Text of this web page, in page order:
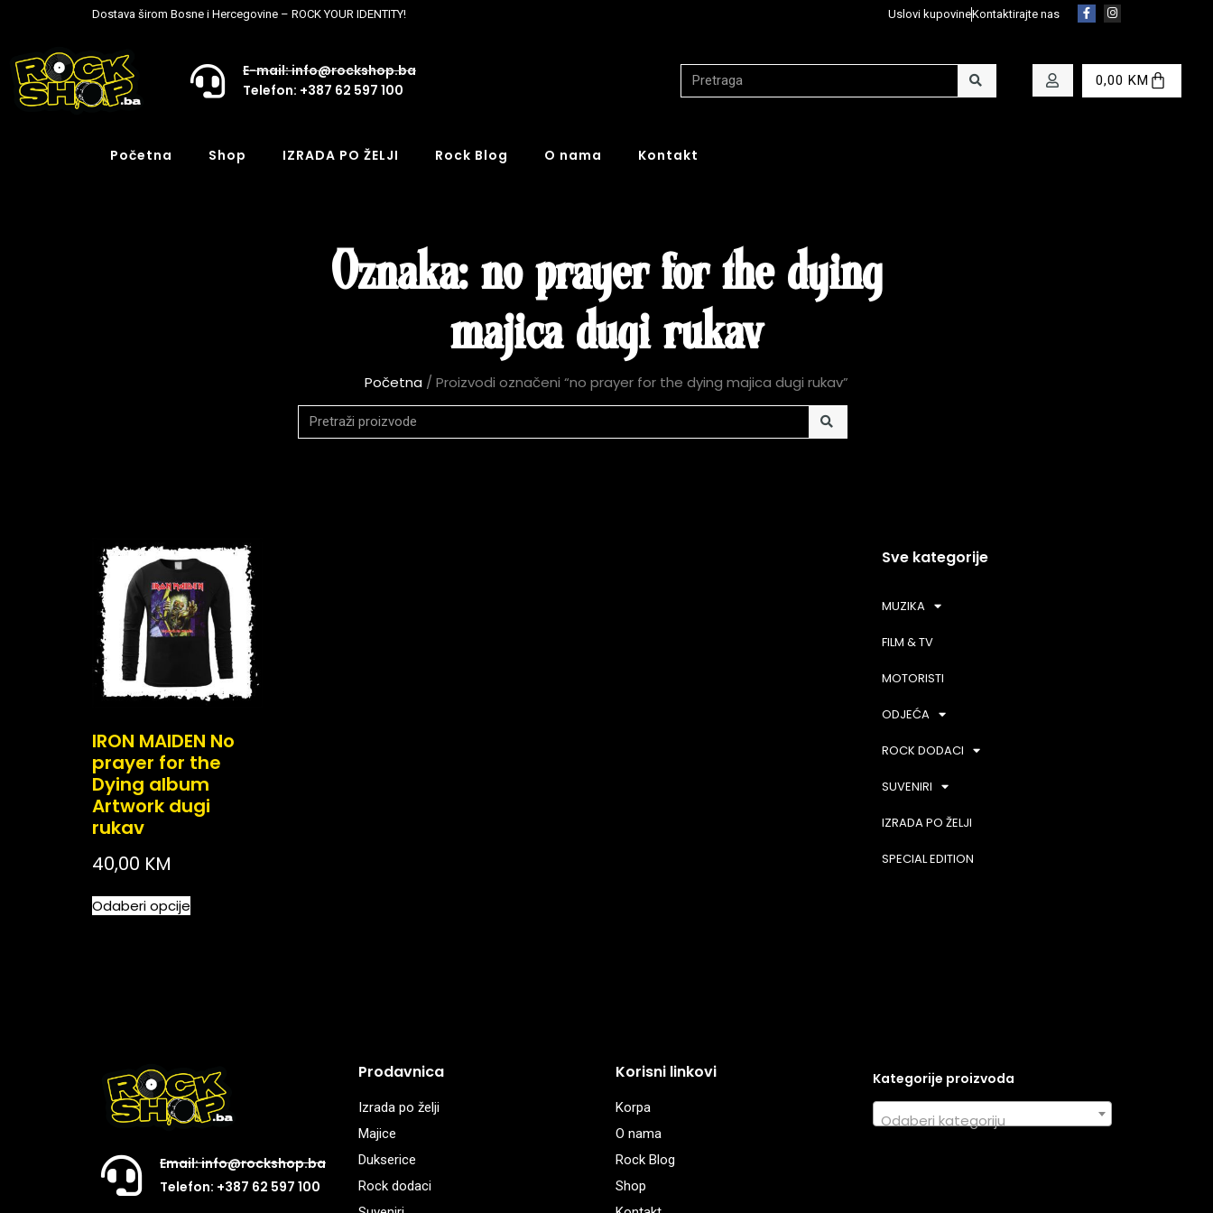
Dostava širom Bosne i Hercegovine – ROCK YOUR IDENTITY! Uslovi kupovineKontaktirajte nas
E-mail: info@rockshop.ba
Telefon: +387 62 597 100
0,00 KM
Početna Shop IZRADA PO ŽELJI Rock Blog O nama Kontakt
Oznaka: no prayer for the dying
majica dugi rukav
Početna / Proizvodi označeni “no prayer for the dying majica dugi rukav”
IRON MAIDEN No
prayer for the
Dying album
Artwork dugi
rukav
40,00 KM
Odaberi opcije
Sve kategorije
MUZIKA
FILM & TV
MOTORISTI
ODJEĆA
ROCK DODACI
SUVENIRI
IZRADA PO ŽELJI
SPECIAL EDITION
Email: info@rockshop.ba
Telefon: +387 62 597 100
Prodavnica
Izrada po želji
Majice
Dukserice
Rock dodaci
Korisni linkovi
Korpa
O nama
Rock Blog
Shop
Kategorije proizvoda
Odaberi kategoriju